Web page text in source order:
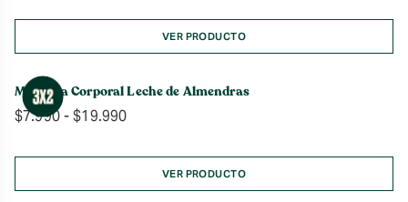
precios:
desde
$7.990
$19.990
VER PRODUCTO
Manteca Corporal Leche de Almendras
$7.990- $19.990Rango
precios:
desde
$7.990
VER PRODUCTO